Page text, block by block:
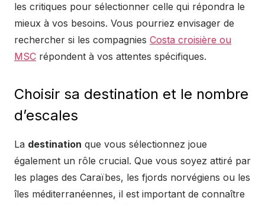
les critiques pour sélectionner celle qui répondra le
mieux à vos besoins. Vous pourriez envisager de
rechercher si les compagnies Costa croisière ou
MSC répondent à vos attentes spécifiques.
Choisir sa destination et le nombre
d’escales
La destination que vous sélectionnez joue
également un rôle crucial. Que vous soyez attiré par
les plages des Caraïbes, les fjords norvégiens ou les
îles méditerranéennes, il est important de connaître